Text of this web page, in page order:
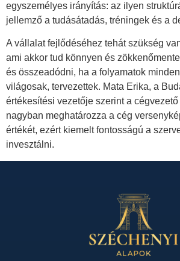
egyszemélyes irányítás: az ilyen
jellemző a tudásátadás, tréningek és a
A vállalat fejlődéséhez tehát szükség
ami akkor tud könnyen és
és összeadódni, ha a folyamatok
világosak, tervezettek. Mata Erika, a
értékesítési vezetője szerint a
nagyban meghatározza a cég
értékét, ezért kiemelt fontosságú a
invesztálni.